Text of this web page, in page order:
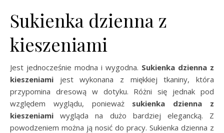
Sukienka dzienna z
kieszeniami
Jest jednocześnie modna i wygodna. Sukienka dzienna z
kieszeniami jest wykonana z miękkiej tkaniny, która
przypomina dresową w dotyku. Różni się jednak pod
względem wyglądu, ponieważ sukienka dzienna z
kieszeniami wygląda na dużo bardziej elegancką. Z
powodzeniem można ją nosić do pracy. Sukienka dzienna z